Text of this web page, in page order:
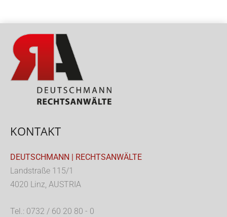
KONTAKT
DEUTSCHMANN | RECHTSANWÄLTE
Landstraße 115/1
4020 Linz, AUSTRIA
Tel.: 0732 / 60 20 80 - 0